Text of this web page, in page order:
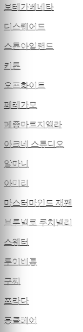
보테가베네타
디스퀘어드
스톤아일랜드
키톤
오프화이트
페레가모
메종마르지엘라
아크네 스튜디오
알마니
아미리
마스터마인드 재팬
브루넬로 쿠치넬리
스웨터
루이비통
구찌
프라다
몽클레어